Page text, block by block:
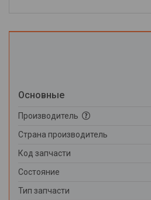
Основные
Производитель
Страна производитель
Код запчасти
Состояние
Тип запчасти